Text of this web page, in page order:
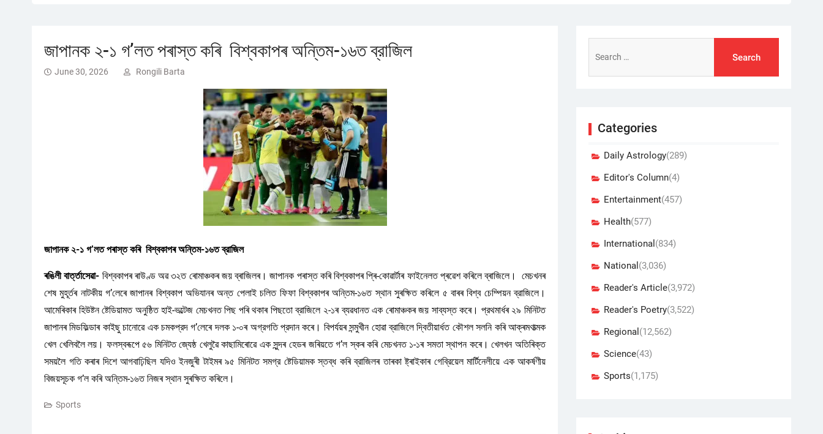
জাপানক ২-১ গ’লত পৰাস্ত কৰি বিশ্বকাপৰ অন্তিম-১৬ত ব্রাজিল
June 30, 2026 Rongili Barta
জাপানক ২-১ গ’লত পৰাস্ত কৰি বিশ্বকাপৰ অন্তিম-১৬ত ব্রাজিল
ৰঙিলী বাৰ্ত্তাসেৱা- বিশ্বকাপৰ ৰাউণ্ড অৱ ৩২ত ৰোমাঞ্চকৰ জয় ব্ৰাজিলৰ। জাপানক পৰাস্ত কৰি বিশ্বকাপৰ প্ৰি-কোৱাৰ্টাৰ ফাইনেলত প্ৰৱেশ কৰিলে ব্ৰাজিলে। মেচখনৰ
শেষ মুহূৰ্তৰ নাটকীয় গ’লেৰে জাপানৰ বিশ্বকাপ অভিযানৰ অন্ত পেলাই চলিত ফিফা বিশ্বকাপৰ অন্তিম-১৬ত স্থান সুৰক্ষিত কৰিলে ৫ বাৰৰ বিশ্ব চেম্পিয়ন ব্রাজিলে।
আমেৰিকাৰ হিউষ্টন ষ্টেডিয়ামত অনুষ্ঠিত হাই-ভল্টেজ মেচখনত পিছ পৰি থকাৰ পিছতো ব্রাজিলে ২-১ৰ ব্যৱধানত এক ৰোমাঞ্চকৰ জয় সাব্যস্ত কৰে। প্রথমাৰ্ধৰ ২৯ মিনিটত
জাপানৰ মিডফিল্ডাৰ কাইছু চানোৱে এক চমকপ্রদ গ’লেৰে দলক ১-০ৰ অগ্রগতি প্রদান কৰে। বিপৰ্যয়ৰ সন্মুখীন হোৱা ব্রাজিলে দ্বিতীয়ার্ধত কৌশল সলনি কৰি আক্ৰমণাত্মক
খেল খেলিবলৈ লয়। ফলস্বৰূপে ৫৬ মিনিটত জ্যেষ্ঠ খেলুৱৈ কাছামিৰোৱে এক সুন্দৰ হেডৰ জৰিয়তে গ’ল স্কৰ কৰি মেচখনত ১-১ৰ সমতা স্থাপন কৰে। খেলখন অতিৰিক্ত
সময়লৈ গতি কৰাৰ দিশে আগবাঢ়িছিল যদিও ইনজুৰী টাইমৰ ৯৫ মিনিটত সমগ্র ষ্টেডিয়ামক স্তব্ধ কৰি ব্রাজিলৰ তাৰকা ষ্ট্ৰাইকাৰ গেব্রিয়েল মার্টিনেলীয়ে এক আকর্ষণীয়
বিজয়সূচক গ’ল কৰি অন্তিম-১৬ত নিজৰ স্থান সুৰক্ষিত কৰিলে।
Sports
for:
Categories
Daily Astrology(289)
Editor's Column(4)
Entertainment(457)
Health(577)
International (834)
National (3,036)
Reader's Article(3,972)
Reader's Poetry(3,522)
Regional (12,562)
Science(43)
Sports(1,175)